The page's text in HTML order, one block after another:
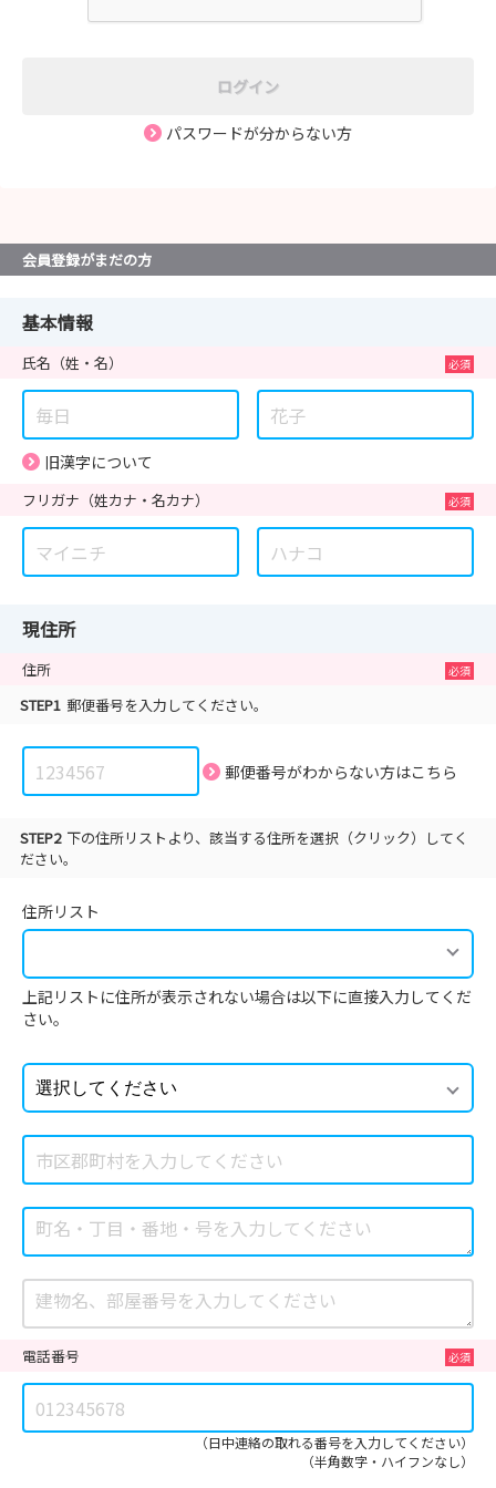
ログイン
パスワードが分からない方
会員登録がまだの方
基本情報
氏名 （姓・名）
旧漢字について
フリガナ （姓カナ・名カナ）
現住所
住所
STEP1 郵便番号を入力してください。
郵便番号がわからない方はこちら
STEP2 下の住所リストより、該当する住所を選択（クリック）してく
ださい。
住所リスト
上記リストに住所が表示されない場合は以下に直接入力してくだ
さい。
電話番号
（日中連絡の取れる番号を入力してください）
（半角数字・ハイフンなし）